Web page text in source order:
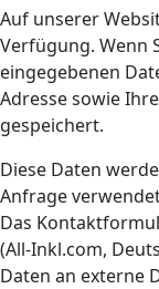
Auf unserer
Verfügung. Wenn
eingegebenen
Adresse sowie
gespeichert.
Diese Daten
Anfrage
Das
(All-Inkl.com,
Daten an externe